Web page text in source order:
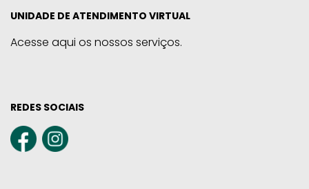
UNIDADE DE ATENDIMENTO VIRTUAL
Acesse aqui os nossos serviços.
REDES SOCIAIS